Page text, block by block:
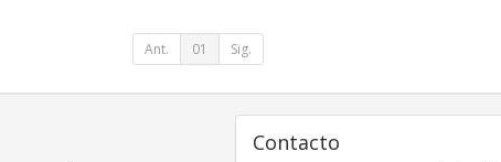
Ant. 01 Sig.
Contacto